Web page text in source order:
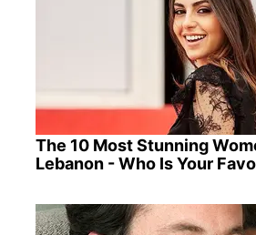
The 10 Most Stunning
Lebanon - Who Is Your